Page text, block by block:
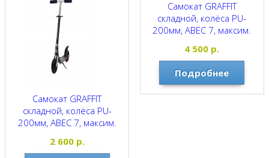
Самокат GRAFFIT
складной, колёса PU-
200мм, ABEC 7, максим.
GRAFFITI
2 600р.
Самокат GRAFFIT
складной, колёса PU-
200мм, ABEC 7, максим.
РОЗОВЫЙ С ЦВЕТАМИ
GRAFFITI
4 500 р.
Подробнее